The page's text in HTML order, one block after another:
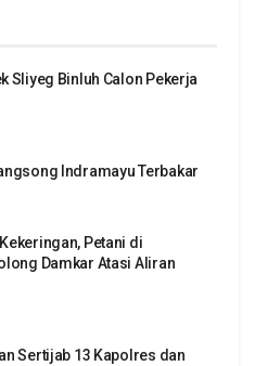
Sliyeg Binluh Calon Pekerja
Indramayu Terbakar
Petani di
Damkar Atasi Aliran
Sertijab 13 Kapolres dan